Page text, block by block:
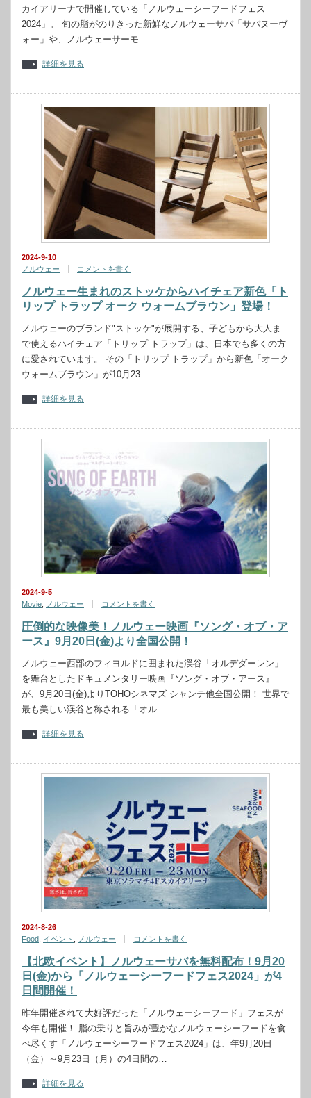
カイアリーナで開催している「ノルウェーシーフードフェス
2024」。 旬の脂がのりきった新鮮なノルウェーサバ「サバヌーヴ
ォー」や、ノルウェーサーモ…
詳細を見る
2024-9-10
ノルウェー
コメントを書く
ノルウェー生まれのストッケからハイチェア新色「ト
リップ トラップ オーク ウォームブラウン」登場！
ノルウェーのブランド"ストッケ"が展開する、子どもから大人ま
で使えるハイチェア「トリップ トラップ」は、日本でも多くの方
に愛されています。 その「トリップ トラップ」から新色「オーク
ウォームブラウン」が10月23…
詳細を見る
2024-9-5
Movie
ノルウェー コメントを書く
圧倒的な映像美！ノルウェー映画『ソング・オブ・ア
ース』9月20日(金)より全国公開！
ノルウェー西部のフィヨルドに囲まれた渓谷「オルデダーレン」
を舞台としたドキュメンタリー映画『ソング・オブ・アース』
が、9月20日(金)よりTOHOシネマズ シャンテ他全国公開！ 世界で
最も美しい渓谷と称される「オル…
詳細を見る
2024-8-26
Food イベント ノルウェー コメントを書く
【北欧イベント】ノルウェーサバを無料配布！9月20
日(金)から「ノルウェーシーフードフェス2024」が4
日間開催！
昨年開催されて大好評だった「ノルウェーシーフード」フェスが
今年も開催！ 脂の乗りと旨みが豊かなノルウェーシーフードを食
べ尽くす「ノルウェーシーフードフェス2024」は、年9月20日
（金）～9月23日（月）の4日間の…
詳細を見る